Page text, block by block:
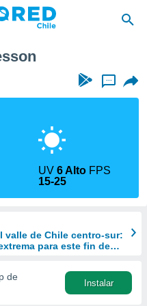
...
UV6 Alto FPS
15-25
valle de Chile centro-sur:
para este fin de
de
Instalar